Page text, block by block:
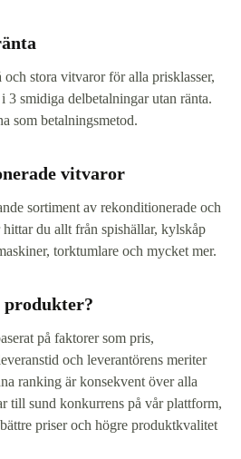
stora vitvaror för alla prisklasser,
3 smidiga delbetalningar utan ränta.
som betalningsmetod.
vitvaror
sortiment av rekonditionerade och
du allt från spishällar, kylskåp
torktumlare och mycket mer.
på faktorer som pris,
och leverantörens meriter
ranking är konsekvent över alla
till sund konkurrens på vår plattform,
priser och högre produktkvalitet